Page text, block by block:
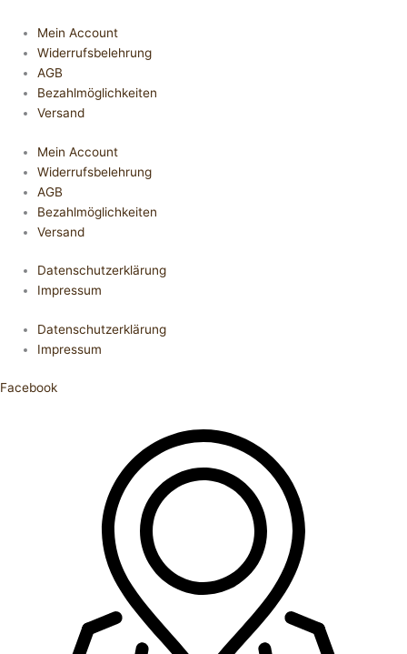
Mein Account
Widerrufsbelehrung
AGB
Bezahlmöglichkeiten
Versand
Mein Account
Widerrufsbelehrung
AGB
Bezahlmöglichkeiten
Versand
Datenschutzerklärung
Impressum
Datenschutzerklärung
Impressum
Facebook